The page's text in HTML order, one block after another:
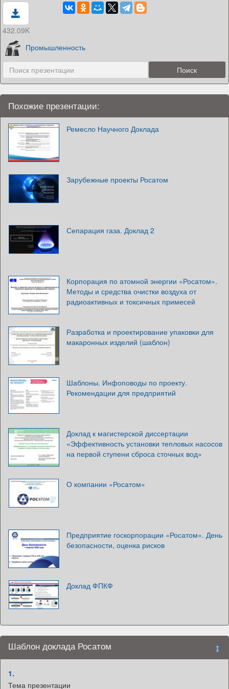
432.09K
Промышленность
Похожие презентации:
Ремесло Научного Доклада
Зарубежные проекты Росатом
Сепарация газа. Доклад 2
Корпорация по атомной энергии «Росатом».
Методы и средства очистки воздуха от
радиоактивных и токсичных примесей
Разработка и проектирование упаковки для
макаронных изделий (шаблон)
Шаблоны. Инфоповоды по проекту.
Рекомендации для предприятий
Доклад к магистерской диссертации
«Эффективность установки тепловых насосов
на первой ступени сброса сточных вод»
О компании «Росатом»
Предприятие госкорпорации «Росатом». День
безопасности, оценка рисков
Доклад ФПКФ
Шаблон доклада Росатом
1.
Тема презентации